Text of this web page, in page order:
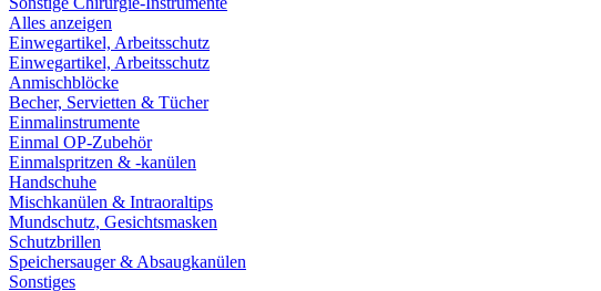
Alles anzeigen
Einwegartikel, Arbeitsschutz
Einwegartikel, Arbeitsschutz
Anmischblöcke
Becher, Servietten & Tücher
Einmalinstrumente
Einmal OP-Zubehör
Einmalspritzen & -kanülen
Handschuhe
Mischkanülen & Intraoraltips
Mundschutz, Gesichtsmasken
Schutzbrillen
Speichersauger & Absaugkanülen
Sonstiges